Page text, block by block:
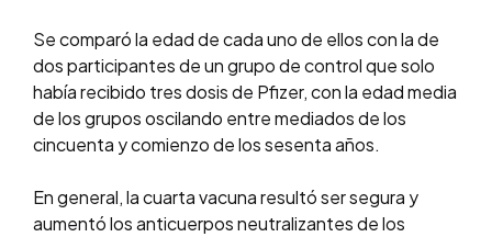
Se comparó la edad de cada uno de ellos con la de
dos participantes de un grupo de control que solo
había recibido tres dosis de Pfizer, con la edad media
de los grupos oscilando entre mediados de los
cincuenta y comienzo de los sesenta años.
En general, la cuarta vacuna resultó ser segura y
aumentó los anticuerpos neutralizantes de los